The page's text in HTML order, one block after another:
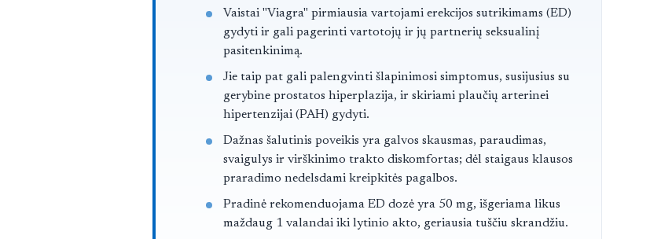
Trumpai
Vaistai "Viagra" pirmiausia vartojami erekcijos sutrikimams (ED)
gydyti ir gali pagerinti vartotojų ir jų partnerių seksualinį
pasitenkinimą.
Jie taip pat gali palengvinti šlapinimosi simptomus, susijusius su
gerybine prostatos hiperplazija, ir skiriami plaučių arterinei
hipertenzijai (PAH) gydyti.
Dažnas šalutinis poveikis yra galvos skausmas, paraudimas,
svaigulys ir virškinimo trakto diskomfortas; dėl staigaus klausos
praradimo nedelsdami kreipkitės pagalbos.
Pradinė rekomenduojama ED dozė yra 50 mg, išgeriama likus
maždaug 1 valandai iki lytinio akto, geriausia tuščiu skrandžiu.